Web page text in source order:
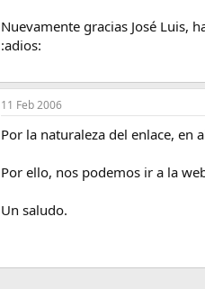
Nuevamente gracias José Luis,
:adios:
11 Feb 2006
Por la naturaleza del enlace, en
Por ello, nos podemos ir a la
Un saludo.